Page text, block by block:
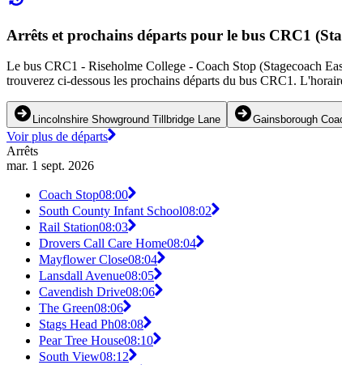
Arrêts et prochains départs pour le bus CRC1
Le bus CRC1 - Riseholme College - Coach Stop (Stagecoach
trouverez ci-dessous les prochains départs du bus CRC1.
Lincolnshire Showground Tillbridge Lane Gainsborough
Voir plus de départs
Arrêts
mar. 1 sept. 2026
Coach Stop08:00
South County Infant School08:02
Rail Station08:03
Drovers Call Care Home08:04
Mayflower Close08:04
Lansdall Avenue08:05
Cavendish Drive08:06
The Green08:06
Stags Head Ph08:08
Pear Tree House08:10
South View08:12